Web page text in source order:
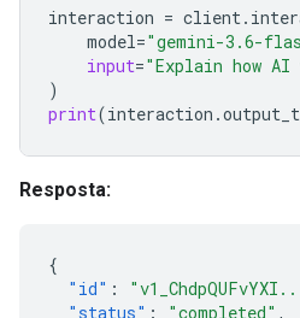
interaction = client.
model="gemini-3.6-
input="Explain how AI
)
print(interaction .
Resposta:
{
"id" :
"status" : "completed" ,